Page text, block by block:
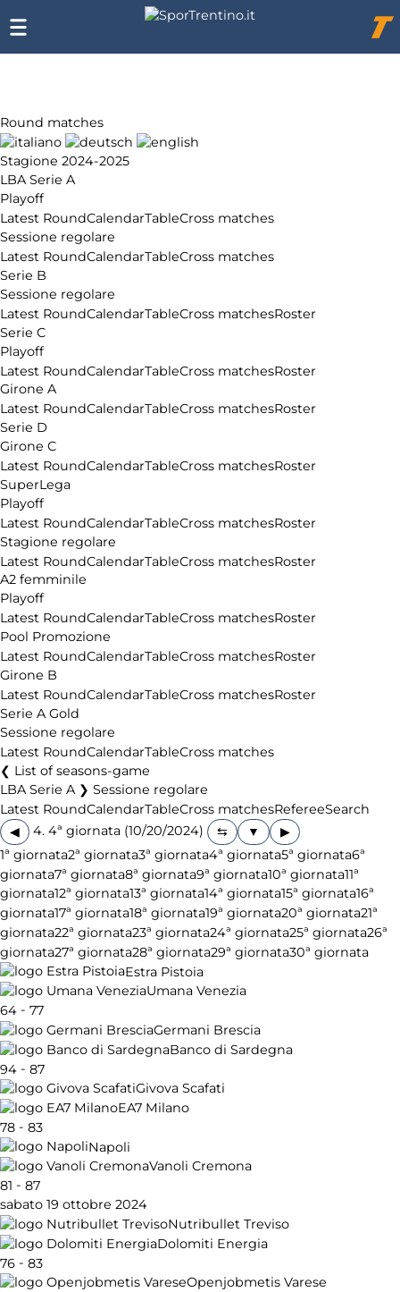
Round matches
Stagione 2024-2025
LBA Serie A
Playoff
Latest RoundCalendarTableCross matches
Sessione regolare
Latest RoundCalendarTableCross matches
Serie B
Sessione regolare
Latest RoundCalendarTableCross matchesRoster
Serie C
Playoff
Latest RoundCalendarTableCross matchesRoster
Girone A
Latest RoundCalendarTableCross matchesRoster
Serie D
Girone C
Latest RoundCalendarTableCross matchesRoster
SuperLega
Playoff
Latest RoundCalendarTableCross matchesRoster
Stagione regolare
Latest RoundCalendarTableCross matchesRoster
A2 femminile
Playoff
Latest RoundCalendarTableCross matchesRoster
Pool Promozione
Latest RoundCalendarTableCross matchesRoster
Girone B
Latest RoundCalendarTableCross matchesRoster
Serie A Gold
Sessione regolare
Latest RoundCalendarTableCross matches
List of seasons-game
LBA Serie A ❯ Sessione regolare
Latest RoundCalendarTableCross matchesRefereeSearch
◀
4. 4ª giornata (10/20/2024)
▶
1ª giornata2ª giornata3ª giornata4ª giornata5ª giornata6ª
giornata7ª giornata8ª giornata9ª giornata10ª giornata11ª
giornata12ª giornata13ª giornata14ª giornata15ª giornata16ª
giornata17ª giornata18ª giornata19ª giornata20ª giornata21ª
giornata22ª giornata23ª giornata24ª giornata25ª giornata26ª
giornata27ª giornata28ª giornata29ª giornata30ª giornata
Estra Pistoia
Umana Venezia
64 - 77
Germani Brescia
Banco di Sardegna
94 - 87
Givova Scafati
EA7 Milano
78 - 83
Napoli
Vanoli Cremona
81 - 87
sabato 19 ottobre 2024
Nutribullet Treviso
Dolomiti Energia
76 - 83
Openjobmetis Varese
Chi
siamo
Affiliazione